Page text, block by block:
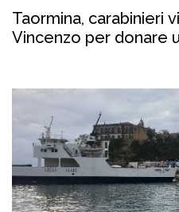
Taormina, carabinieri
Vincenzo per donare